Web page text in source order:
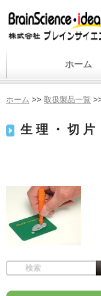
ホーム
ホーム >> 取扱製品一覧
生理・切片